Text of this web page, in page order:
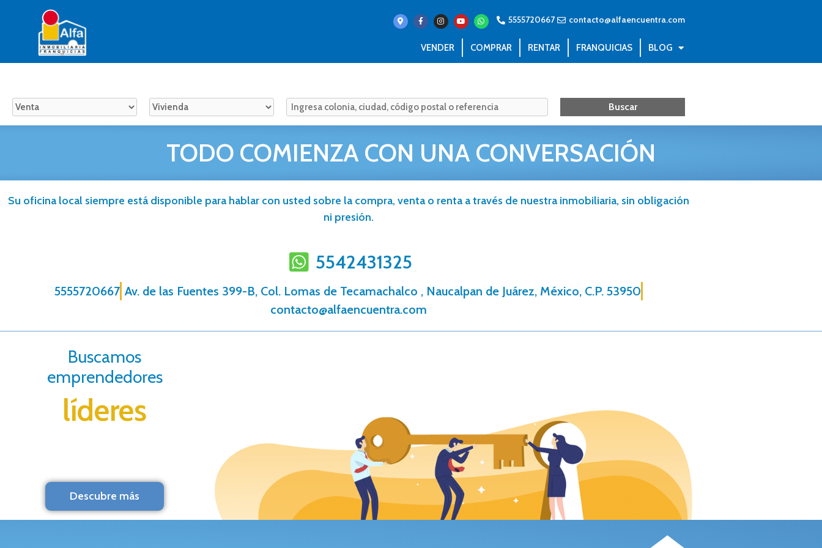
5555720667 contacto@alfaencuentra.com
VENDER COMPRAR RENTAR FRANQUICIAS BLOG
TODO COMIENZA CON UNA CONVERSACIÓN
Su oficina local siempre está disponible para hablar con usted sobre la compra, venta o renta a través de nuestra inmobiliaria, sin obligación
ni presión.
5542431325
5555720667 Av. de las Fuentes 399-B, Col. Lomas de Tecamachalco , Naucalpan de Juárez, México, C.P. 53950
contacto@alfaencuentra.com
Buscamos
emprendedores
líderes
Descubre más